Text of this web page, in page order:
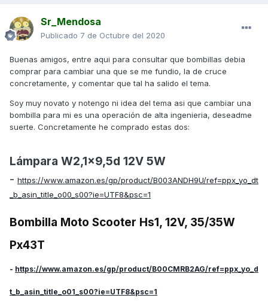
Sr_Mendosa
Publicado 7 de Octubre del 2020
Buenas amigos, entre aqui para consultar que bombillas debia
comprar para cambiar una que se me fundio, la de cruce
concretamente, y comentar que tal ha salido el tema.
Soy muy novato y notengo ni idea del tema asi que cambiar una
bombilla para mi es una operación de alta ingenieria, deseadme
suerte. Concretamente he comprado estas dos:
Lámpara W2,1x9,5d 12V 5W
- https://www.amazon.es/gp/product/B003ANDH9U/ref=ppx_yo_dt
_b_asin_title_o00_s00?ie=UTF8&psc=1
Bombilla Moto Scooter Hs1, 12V, 35/35W
Px43T
- https://www.amazon.es/gp/product/B00CMRB2AG/ref=ppx_yo_d
t_b_asin_title_o01_s00?ie=UTF8&psc=1